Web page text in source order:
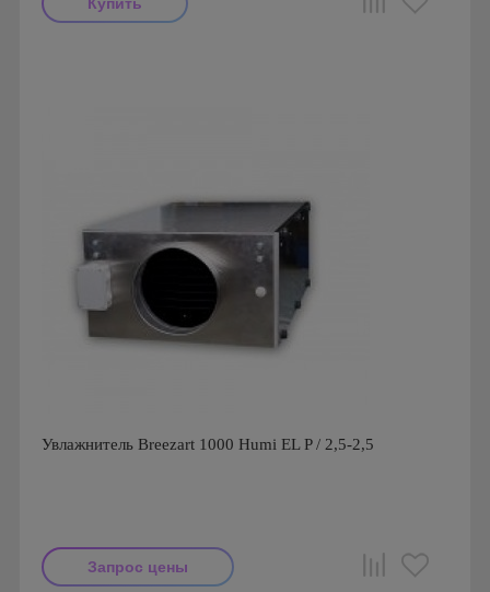
Увлажнитель Breezart 1000 Humi EL P / 2,5-2,5
Запрос цены